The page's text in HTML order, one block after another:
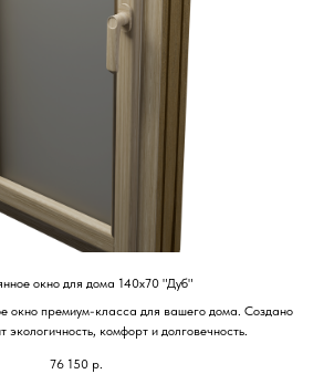
окно для дома 140х70 "Дуб"
окно премиум-класса для вашего дома. Создано
экологичность, комфорт и долговечность.
76 150 р.